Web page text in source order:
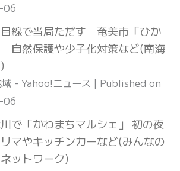
06
線で当局ただす 奄美市「ひか
自然保護や少子化対策など(南海
- Yahoo!ニュース
Published on
06
で「かわまちマルシェ」 初の夜
マやキッチンカーなど(みんなの
ットワーク)